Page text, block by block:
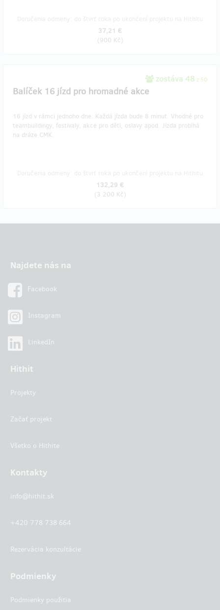
37,21 €
(900 Kč)
zostáva 48 z 50
Balíček 16 jízd pro hromadné akce
16 jízd v rámci jednoho dne. Každá jízda bude 8 minut. Vhodné pro
teambuildingy, festivaly, akce pro děti, oslavy apod. Jízda probíhá
na dráze CMK.
132,29 €
(3 200 Kč)
Najdete nás na
Facebook
Instagram
LinkedIn
Hithit
Projekty
Začať projekt
Všetko o Hithite
Kontakty
info@hithit.sk
+420 778 738 664
Rezervácia konzultácie
Podmienky
Podmienky použitia